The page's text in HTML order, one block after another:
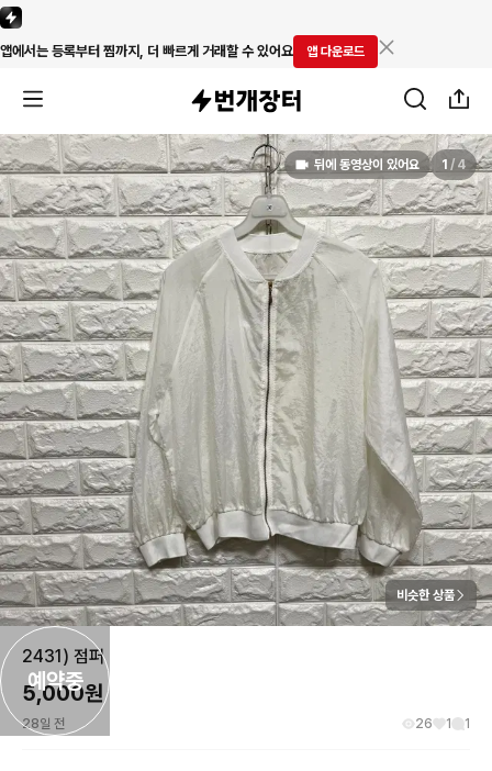
앱에서는 등록부터 찜까지, 더 빠르게 거래할 수 있어요 앱 다운로드
예약중
뒤에 동영상이 있어요 1 / 4
비슷한 상품
2431) 점퍼
5,000원
28일 전 26 1 1